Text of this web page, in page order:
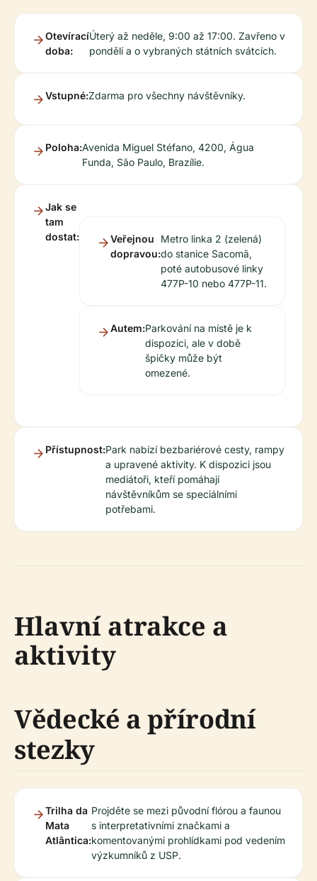
Otevírací
doba:
Úterý až neděle, 9:00 až 17:00. Zavřeno v
pondělí a o vybraných státních svátcích.
Vstupné:Zdarma pro všechny návštěvníky.
Poloha:Avenida Miguel Stéfano, 4200, Água
Funda, São Paulo, Brazílie.
Jak se
tam
dostat:
Veřejnou
dopravou:
Metro linka 2 (zelená)
do stanice Sacomã,
poté autobusové linky
477P-10 nebo 477P-11.
Autem:Parkování na místě je k
dispozici, ale v době
špičky může být
omezené.
Přístupnost:Park nabízí bezbariérové cesty, rampy
a upravené aktivity. K dispozici jsou
mediátoři, kteří pomáhají
návštěvníkům se speciálními
potřebami.
Hlavní atrakce a
aktivity
Vědecké a přírodní
stezky
Trilha da
Mata
Atlântica:
Projděte se mezi původní flórou a faunou
s interpretativními značkami a
komentovanými prohlídkami pod vedením
výzkumníků z USP.